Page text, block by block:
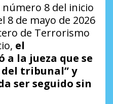
8 del inicio
8 de mayo de 2026
de Terrorismo
el
la jueza que se
tribunal” y
ser seguido sin